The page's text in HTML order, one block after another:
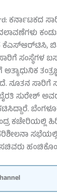
ಕರ್ನಾಟಕದ
ಕೆಎಸ್‌ಆರ್‌ಟಿಸಿ,
ಸಂಸ್ಥೆಗಳ
ನೂತನ ಸಾರಿಗೆ
ಸುರೇಶ್
ಕಚೇರಿಯಲ್ಲಿ